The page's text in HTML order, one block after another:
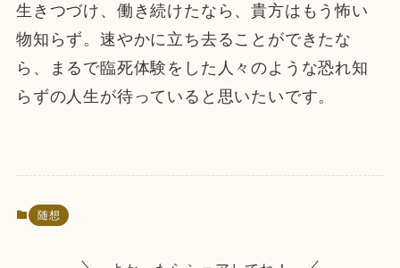
生きつづけ、働き続けたなら、貴方はもう怖い
物知らず。速やかに立ち去ることができたな
ら、まるで臨死体験をした人々のような恐れ知
らずの人生が待っていると思いたいです。
随想